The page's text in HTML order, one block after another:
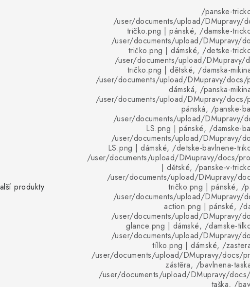
produkty
/panske-
/user/documents/upload/DMupravy/
tričko.png | pánské, /damske-
/user/documents/upload/DMupravy/
tričko.png | dámské, /detske-
/user/documents/upload/DMupravy/
tričko.png | dětské, /damska-
/user/documents/upload/DMupravy/docs/
dámská, /panska-
/user/documents/upload/DMupravy/docs/
pánská, /panske-
/user/documents/upload/DMupravy/
LS.png | pánské, /damske-
/user/documents/upload/DMupravy/
LS.png | dámské, /detske-bavlnene-
/user/documents/upload/DMupravy/docs/
| dětské, /panske-v-
/user/documents/upload/DMupravy/
tričko.png | pánské, /
/user/documents/upload/DMupravy/
action.png | pánské, /
/user/documents/upload/DMupravy/
glance.png | dámské, /damske-
/user/documents/upload/DMupravy/
tílko.png | dámské, /
/user/documents/upload/DMupravy/docs/
zástěra, /bavlnena-
/user/documents/upload/DMupravy/
taška, /